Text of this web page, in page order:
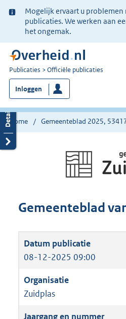
Ter
informatie:
Mogelijk ervaart u problemen
publicaties. We werken aan
het ongemak.
U
bent
nu
hier:
Publicaties Officiële publicaties
Inloggen
Home Gemeenteblad 2025,
Gemeenteblad
08-12-2025 09:00
Zuidplas